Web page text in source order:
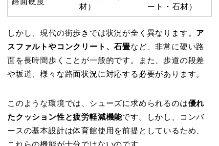
材）
ート・石材）
しかし、現代の街歩きでは状況が全く異なります。 ア
スファルトやコンクリート、石畳など、非常に硬い路
面を長時間歩くことが一般的です。また、歩道の段差
や坂道、様々な路面状況に対応する必要があります。
このような環境では、シューズに求められるのは優れ
たクッション性と疲労軽減機能です。しかし、コンバ
ースの基本設計は体育館使用を前提としているため、
これらの機能が十分ではないのです。